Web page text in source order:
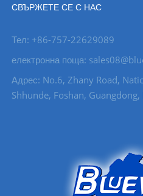
СВЪРЖЕТЕ СЕ С НАС
Тел: +86-757-22629089
електронна поща:
Адрес: No.6, Zhany Road,
Shhunde, Foshan, Guangdong,